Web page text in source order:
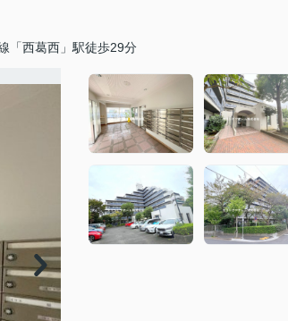
「西葛西」駅徒歩29分